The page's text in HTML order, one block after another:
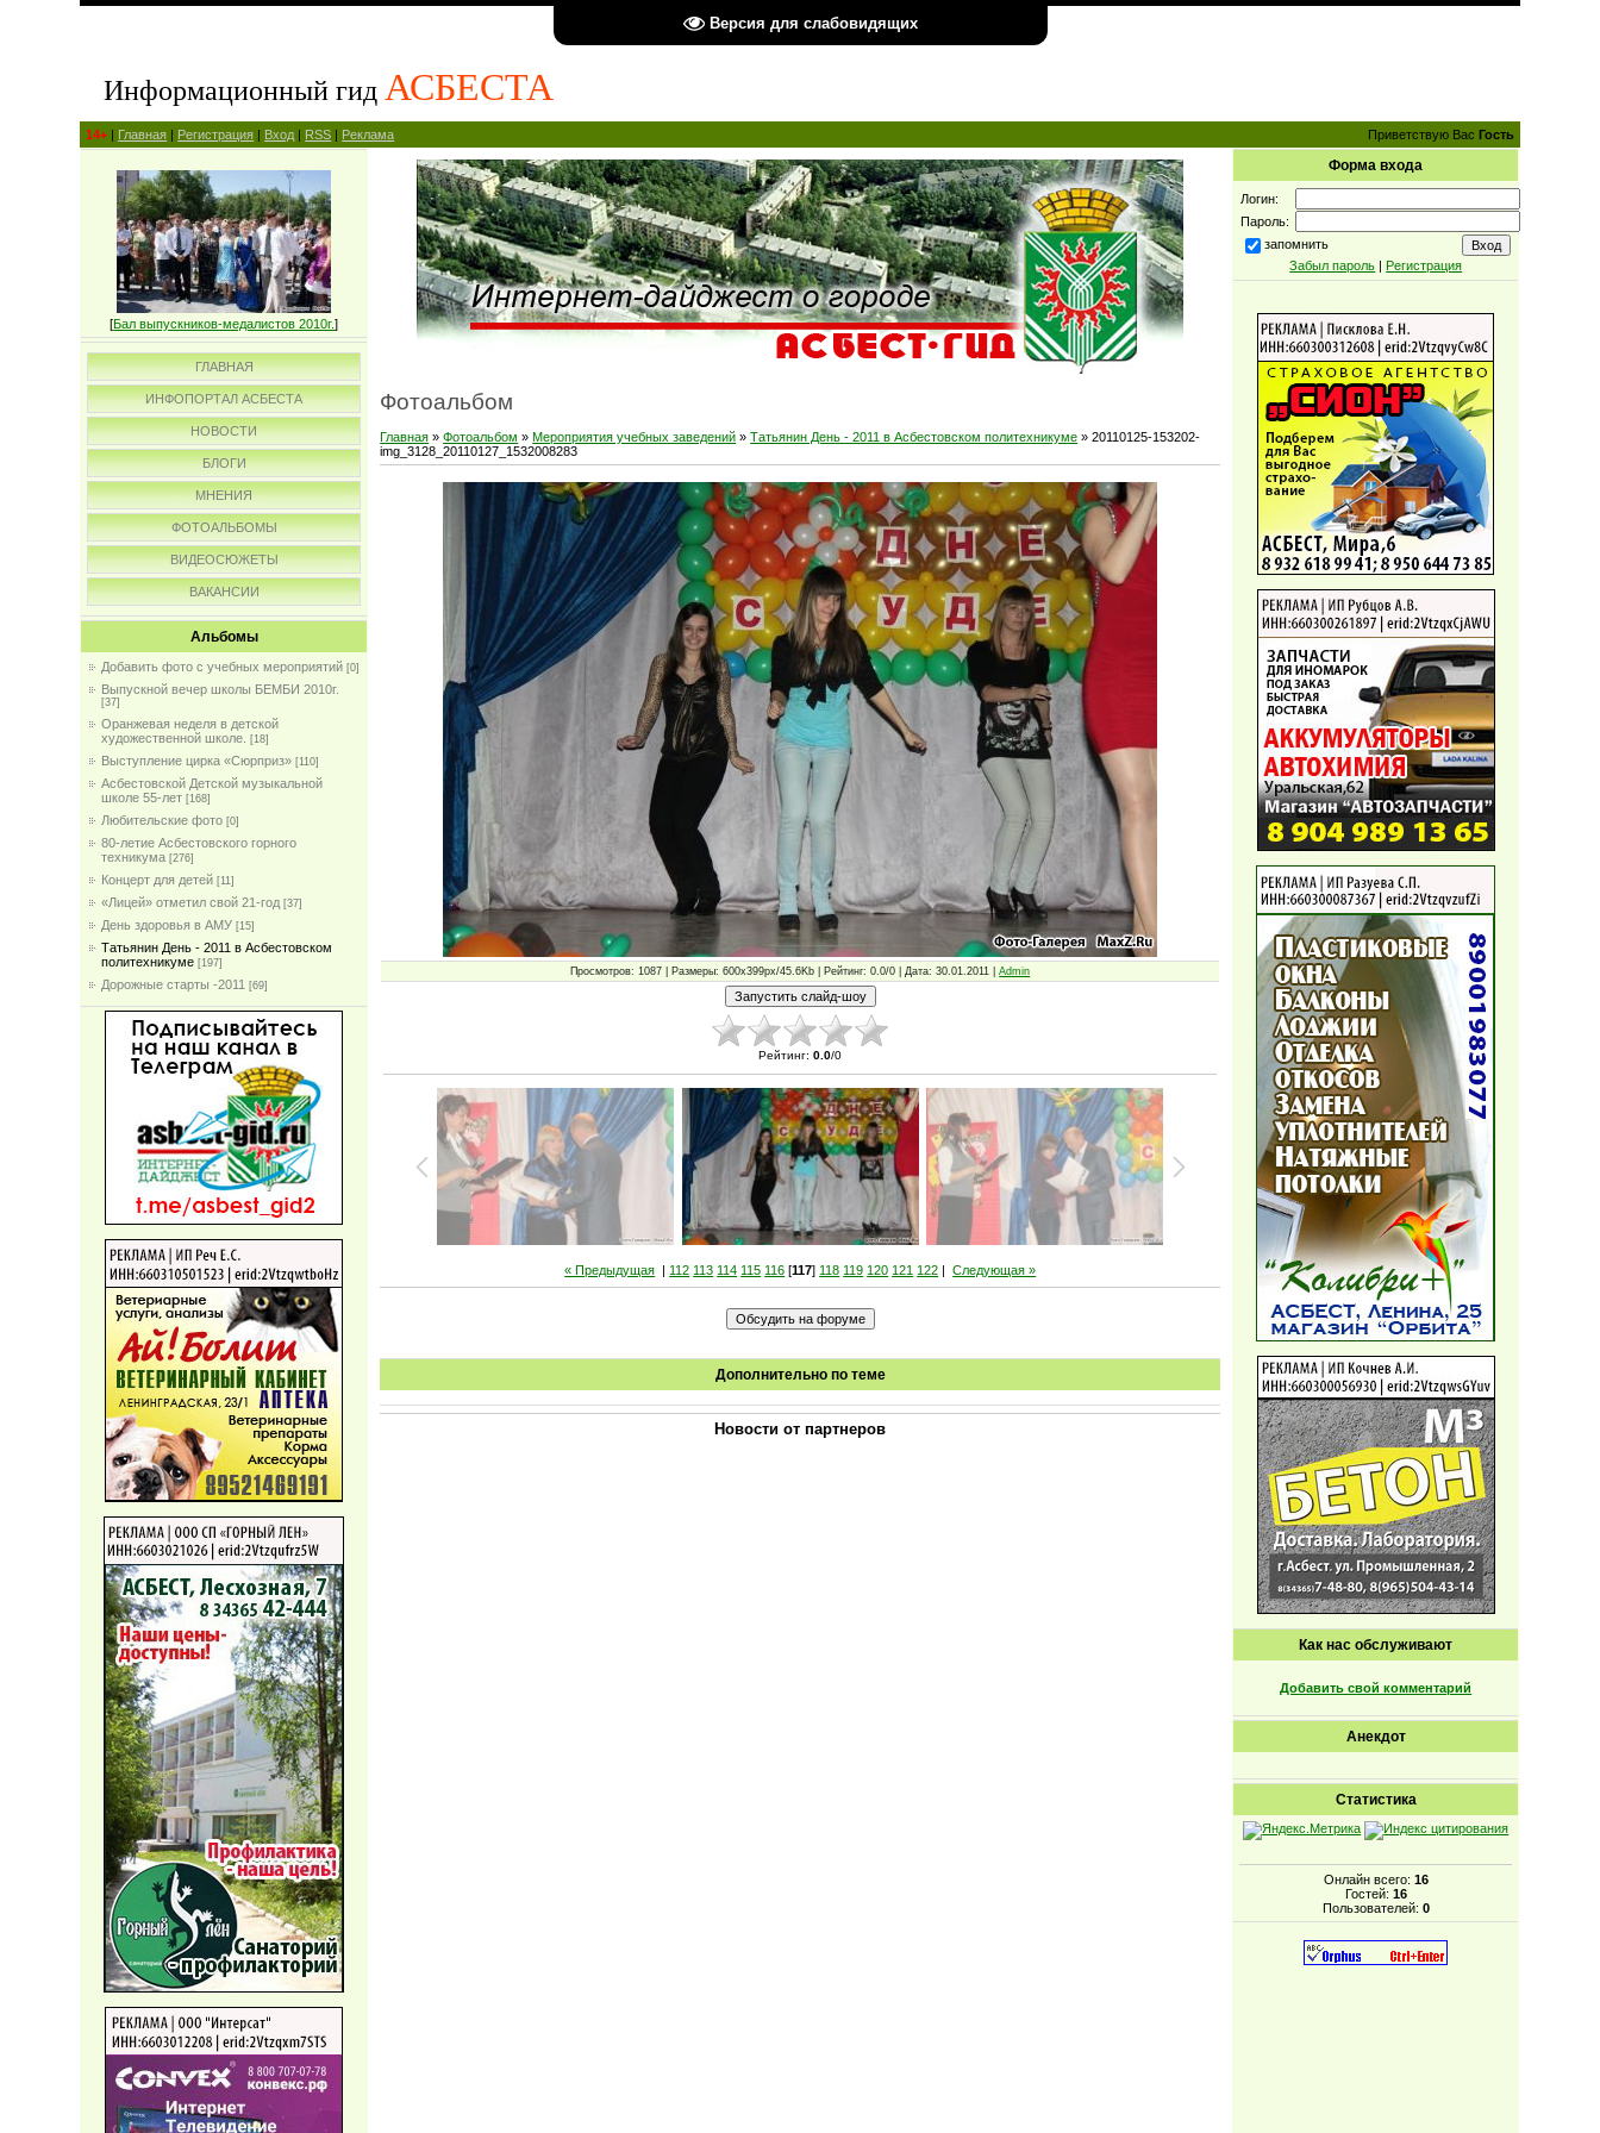
Версия для слабовидящих
Информационный гид АСБЕСТА
14+ | Главная | Регистрация | Вход | RSS | Реклама Приветствую Вас Гость
[Бал выпускников-медалистов 2010г.]
ГЛАВНАЯ
ИНФОПОРТАЛ АСБЕСТА
НОВОСТИ
БЛОГИ
МНЕНИЯ
ФОТОАЛЬБОМЫ
ВИДЕОСЮЖЕТЫ
ВАКАНСИИ
Альбомы
Добавить фото с учебных мероприятий [0]
Выпускной вечер школы БЕМБИ 2010г.
[37]
Оранжевая неделя в детской
художественной школе.
[18]
Выступление цирка «Сюрприз» [110]
Асбестовской Детской музыкальной
школе 55-лет [168]
Любительские фото [0]
80-летие Асбестовского горного
техникума [276]
Концерт для детей [11]
«Лицей» отметил свой 21-год [37]
День здоровья в АМУ [15]
Татьянин День - 2011 в Асбестовском
политехникуме [197]
Дорожные старты -2011 [69]
Фотоальбом
Главная »Фотоальбом »Мероприятия учебных заведений »Татьянин День - 2011 в Асбестовском политехникуме » 20110125-153202-
img_3128_20110127_1532008283
Просмотров: 1087 | Размеры: 600x399px/45.6Kb | Рейтинг: 0.0/0 | Дата: 30.01.2011 |Admin
Рейтинг: 0.0/0
« Предыдущая | 112 113 114 115 116 [117] 118 119 120 121 122 |Следующая »
Дополнительно по теме
Новости от партнеров
Форма входа
Логин:
Пароль:
запомнить
Забыл пароль | Регистрация
Как нас обслуживают
Добавить свой комментарий
Анекдот
Статистика
Онлайн всего: 16
Гостей: 16
Пользователей: 0